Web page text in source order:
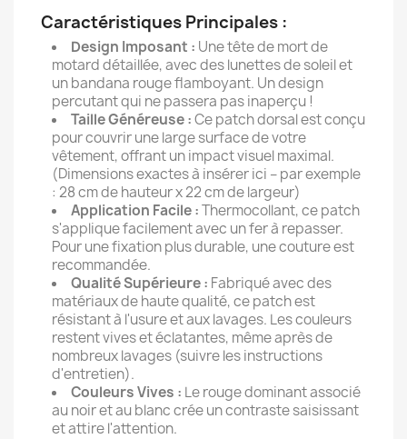
Caractéristiques Principales :
Design Imposant : Une tête de mort de
motard détaillée, avec des lunettes de soleil et
un bandana rouge flamboyant. Un design
percutant qui ne passera pas inaperçu !
Taille Généreuse :Ce patch dorsal est conçu
pour couvrir une large surface de votre
vêtement, offrant un impact visuel maximal.
(Dimensions exactes à insérer ici – par exemple
: 28 cm de hauteur x 22 cm de largeur)
Application Facile :Thermocollant, ce patch
s'applique facilement avec un fer à repasser.
Pour une fixation plus durable, une couture est
recommandée.
Qualité Supérieure : Fabriqué avec des
matériaux de haute qualité, ce patch est
résistant à l'usure et aux lavages. Les couleurs
restent vives et éclatantes, même après de
nombreux lavages (suivre les instructions
d'entretien).
Couleurs Vives : Le rouge dominant associé
au noir et au blanc crée un contraste saisissant
et attire l'attention.